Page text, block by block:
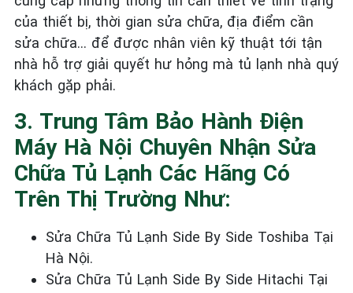
của thiết bị, thời gian sửa chữa, địa điểm cần
sửa chữa… để được nhân viên kỹ thuật tới tận
nhà hỗ trợ giải quyết hư hỏng mà tủ lạnh nhà quý
khách gặp phải.
3. Trung Tâm Bảo Hành Điện
Máy Hà Nội Chuyên Nhận Sửa
Chữa Tủ Lạnh Các Hãng Có
Trên Thị Trường Như:
Sửa Chữa Tủ Lạnh Side By Side Toshiba Tại
Hà Nội.
Sửa Chữa Tủ Lạnh Side By Side Hitachi Tại